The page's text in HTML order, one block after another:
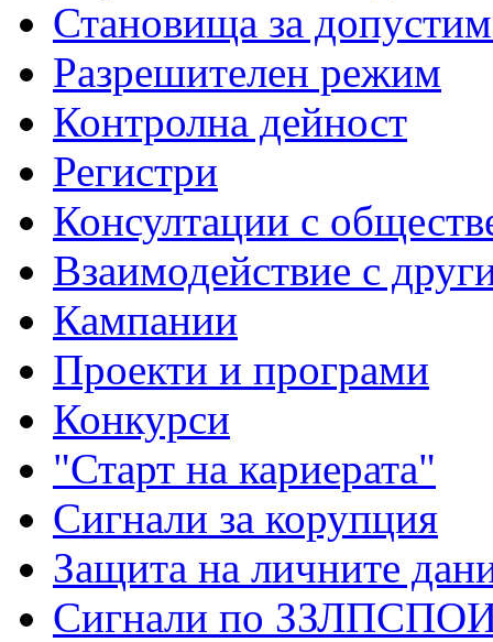
Становища за
Разрешителен режим
Контролна дейност
Регистри
Консултации с
Взаимодействие с
Кампании
Проекти и програми
Конкурси
"Старт на кариерата"
Сигнали за корупция
Защита на личните
Сигнали по